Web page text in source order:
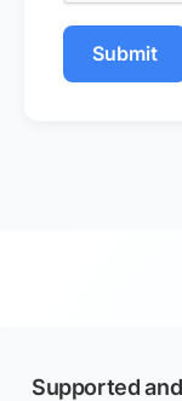
Submit
Supported